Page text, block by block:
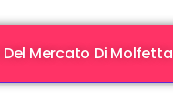
Mercato Di Molfetta